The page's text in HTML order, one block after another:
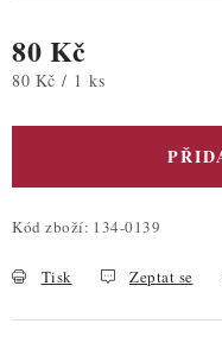
80 Kč
Měrná cena:
80 Kč / 1 ks
Kód zboží: 134-0139
Tisk Zeptat se